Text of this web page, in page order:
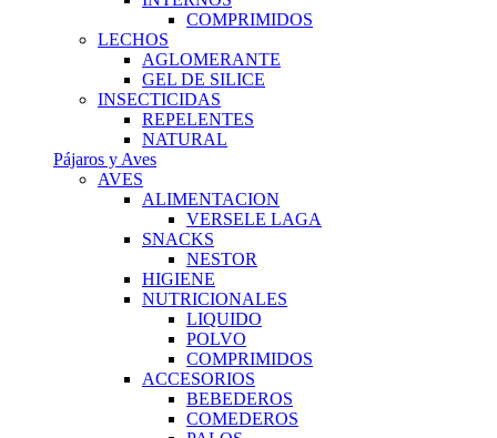
COMPRIMIDOS
LECHOS
AGLOMERANTE
GEL DE SILICE
INSECTICIDAS
REPELENTES
NATURAL
Pájaros y Aves
AVES
ALIMENTACION
VERSELE LAGA
SNACKS
NESTOR
HIGIENE
NUTRICIONALES
LIQUIDO
POLVO
COMPRIMIDOS
ACCESORIOS
BEBEDEROS
COMEDEROS